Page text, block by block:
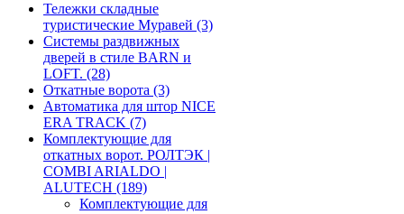
Тележки складные
туристические Муравей (3)
Системы раздвижных
дверей в стиле BARN и
LOFT. (28)
Откатные ворота (3)
Автоматика для штор NICE
ERA TRACK (7)
Комплектующие для
откатных ворот. РОЛТЭК |
COMBI ARIALDO |
ALUTECH (189)
Комплектующие для